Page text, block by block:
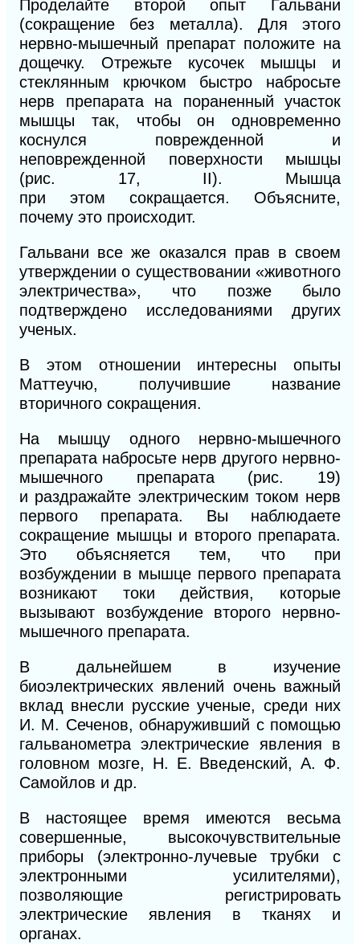
Проделайте второй опыт Гальвани
(сокращение без металла). Для этого
нервно-мышечный препарат положите на
дощечку. Отрежьте кусочек мышцы и
стеклянным крючком быстро набросьте
нерв препарата на пораненный участок
мышцы так, чтобы он одновременно
коснулся поврежденной и
неповрежденной поверхности мышцы
(рис. 17, II). Мышца
при этом сокращается. Объясните,
почему это происходит.
Гальвани все же оказался прав в своем
утверждении о существовании «животного
электричества», что позже было
подтверждено исследованиями других
ученых.
В этом отношении интересны опыты
Маттеучю, получившие название
вторичного сокращения.
На мышцу одного нервно-мышечного
препарата набросьте нерв другого нервно-
мышечного препарата (рис. 19)
и раздражайте электрическим током нерв
первого препарата. Вы наблюдаете
сокращение мышцы и второго препарата.
Это объясняется тем, что при
возбуждении в мышце первого препарата
возникают токи действия, которые
вызывают возбуждение второго нервно-
мышечного препарата.
В дальнейшем в изучение
биоэлектрических явлений очень важный
вклад внесли русские ученые, среди них
И. М. Сеченов, обнаруживший с помощью
гальванометра электрические явления в
головном мозге, Н. Е. Введенский, А. Ф.
Самойлов и др.
В настоящее время имеются весьма
совершенные, высокочувствительные
приборы (электронно-лучевые трубки с
электронными усилителями),
позволяющие регистрировать
электрические явления в тканях и
органах.